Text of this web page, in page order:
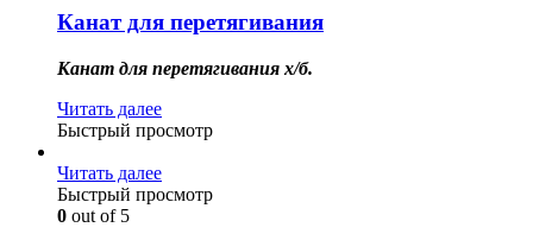
Канат для перетягивания
Канат для перетягивания х/б.
Читать далее
Быстрый просмотр
Читать далее
Быстрый просмотр
0 out of 5